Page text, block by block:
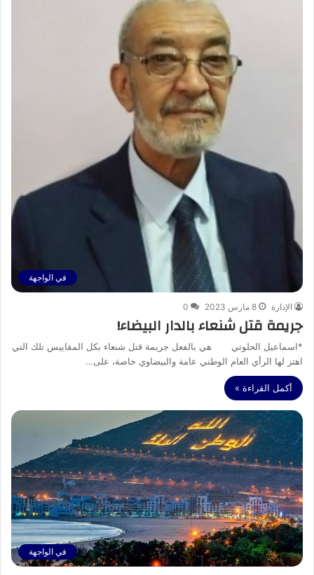
في الواجهة
الإدارة 8 مارس 2023 0
جريمة قتل شنعاء بالدار البيضاء!
*اسماعيل الحلوتي هي بالفعل جريمة قتل شنعاء بكل المقاييس تلك التي
اهتز لها الرأي العام الوطني عامة والبيضاوي خاصة، على…
أكمل القراءة »
في الواجهة